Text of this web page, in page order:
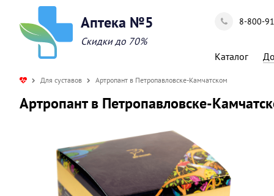
Аптека №5
Скидки до 70%
8-800-
Каталог
Для суставов Артропант в Петропавловске-Камчатском
Артропант в Петропавловске-